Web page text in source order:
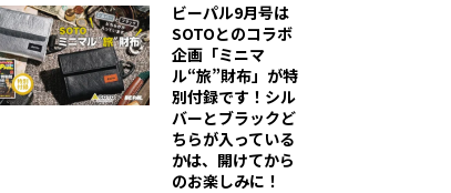
ビーパル9月号は
SOTOとのコラボ
企画「ミニマ
ル“旅”財布」が特
別付録です！シル
バーとブラックど
ちらが入っている
かは、開けてから
のお楽しみに！